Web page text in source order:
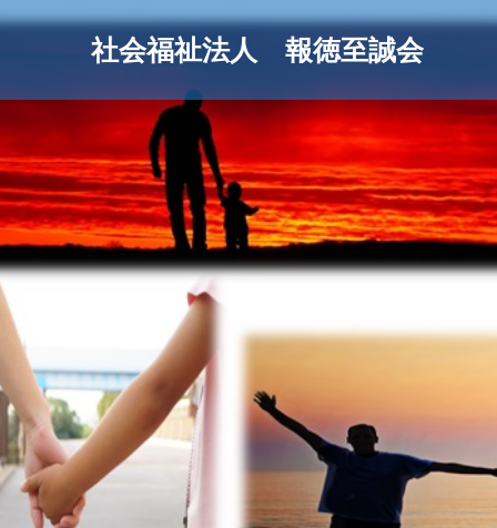
社会福祉法人 報徳至誠会